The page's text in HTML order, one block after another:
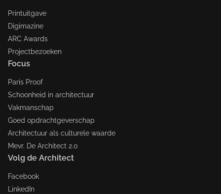
Printuitgave
Digimazine
ARC Awards
Projectbezoeken
Focus
Paris Proof
Schoonheid in architectuur
Vakmanschap
Goed opdrachtgeverschap
Architectuur als culturele waarde
Mevr. De Architect 2.0
Volg de Architect
Facebook
LinkedIn